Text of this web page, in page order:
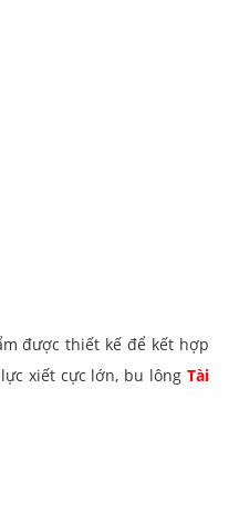
được thiết kế để kết hợp
xiết cực lớn, bu lông Tài